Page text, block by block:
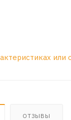
или
ОТЗЫВЫ